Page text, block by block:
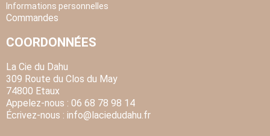
Informations personnelles
Commandes
COORDONNÉES
La Cie du Dahu
309 Route du Clos du May
74800 Etaux
Appelez-nous : 06 68 78 98 14
Écrivez-nous : info@laciedudahu.fr